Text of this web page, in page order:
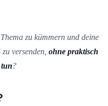
zu kümmern und deine
versenden, ohne praktisch
tun?